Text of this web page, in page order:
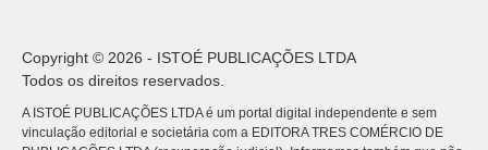
Copyright © 2026 - ISTOÉ PUBLICAÇÕES LTDA
Todos os direitos reservados.
A ISTOÉ PUBLICAÇÕES LTDA é um portal digital independente e sem
vinculação editorial e societária com a EDITORA TRES COMÉRCIO DE